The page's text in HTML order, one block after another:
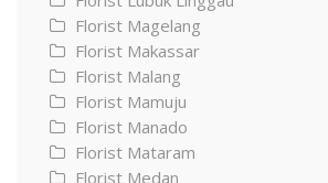
Florist Magelang
Florist Makassar
Florist Malang
Florist Mamuju
Florist Manado
Florist Mataram
Florist Medan